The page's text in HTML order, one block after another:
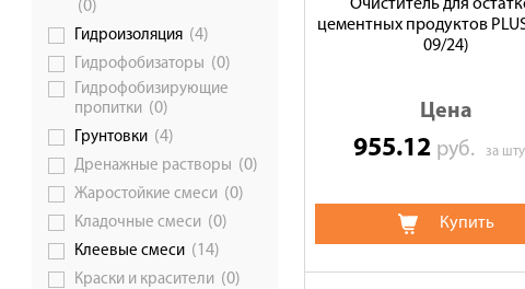
(0)
Гидроизоляция (4)
Гидрофобизаторы (0)
Гидрофобизирующие
пропитки (0)
Грунтовки (4)
Дренажные растворы (0)
Жаростойкие смеси (0)
Кладочные смеси (0)
Клеевые смеси (14)
Краски и красители (0)
Очиститель для
цементных продуктов
09/24)
Цена
955.12 руб.за
Купить